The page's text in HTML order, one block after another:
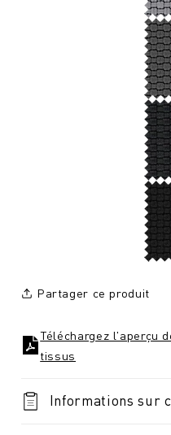
Partager ce produit
Téléchargez l'aperçu
tissus
Informations sur